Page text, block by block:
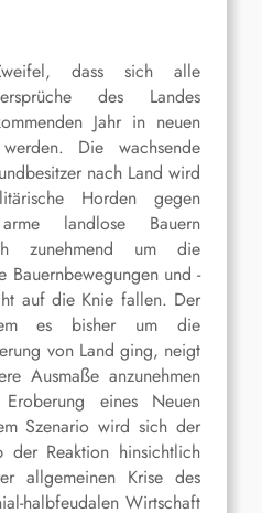
dass sich alle
des Landes
Jahr in neuen
Die wachsende
nach Land wird
Horden gegen
landlose Bauern
zunehmend um die
und -
auf die Knie fallen. Der
es bisher um die
von Land ging, neigt
Ausmaße anzunehmen
eines Neuen
Szenario wird sich der
der Reaktion hinsichtlich
allgemeinen Krise des
halbfeudalen Wirtschaft